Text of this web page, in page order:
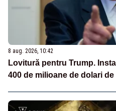
8 aug. 2026, 10:42
Lovitură pentru Trump.
400 de milioane de dolari